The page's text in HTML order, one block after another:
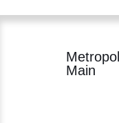
Main